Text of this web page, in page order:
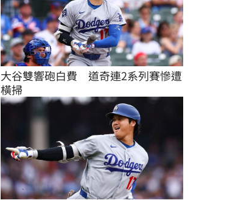
大谷雙響砲白費　道奇連2系列賽慘遭
橫掃